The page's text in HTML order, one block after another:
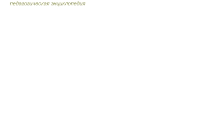
педагогическая энциклопедия